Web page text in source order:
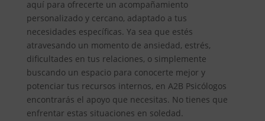
aquí para ofrecerte un acompañamiento
personalizado y cercano, adaptado a tus
necesidades específicas. Ya sea que estés
atravesando un momento de ansiedad, estrés,
dificultades en tus relaciones, o simplemente
buscando un espacio para conocerte mejor y
potenciar tus recursos internos, en A2B Psicólogos
encontrarás el apoyo que necesitas. No tienes que
enfrentar estas situaciones en soledad.